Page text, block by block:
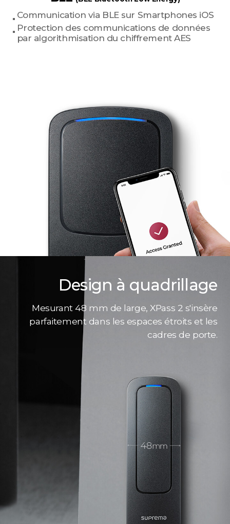
Communication via BLE sur Smartphones iOS
Protection des communications de données
par algorithmisation du chiffrement AES
Design à quadrillage
Mesurant 48 mm de large, XPass 2 s'insère
parfaitement dans les espaces étroits et les
cadres de porte.